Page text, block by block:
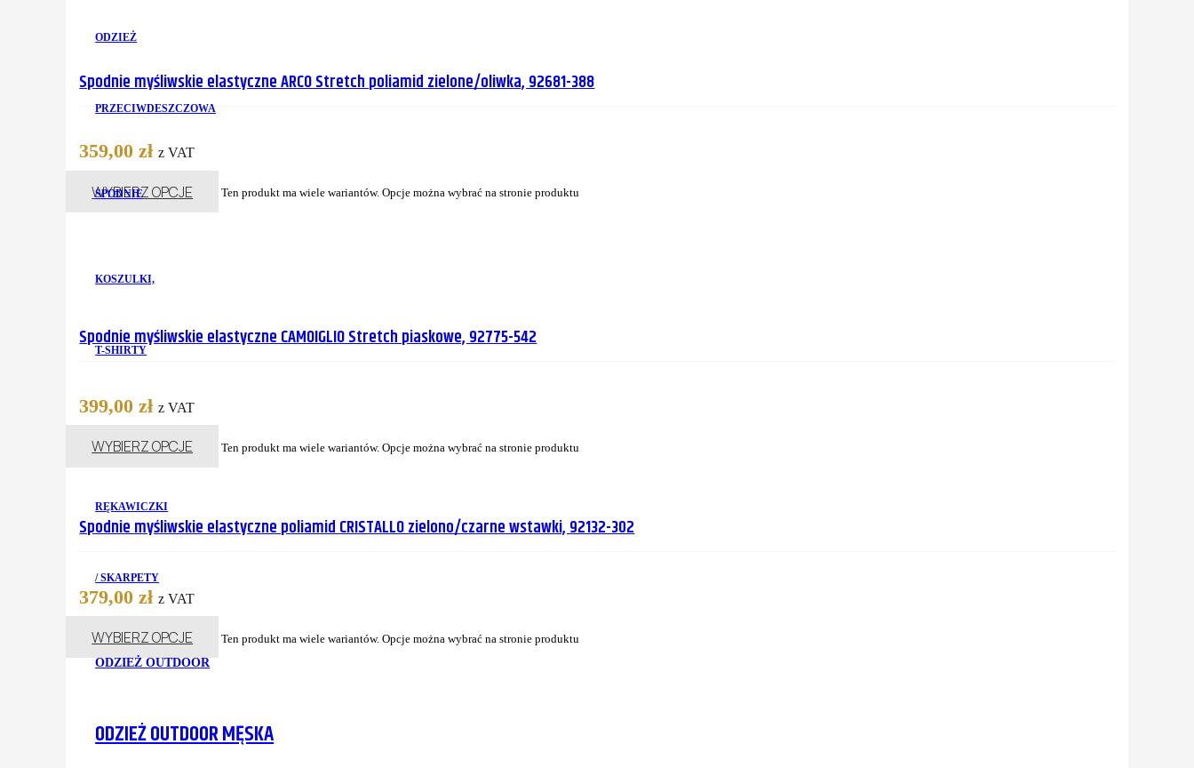
ODZIEŻ
PRZECIWDESZCZOWA
SPODNIE
KOSZULKI,
T-SHIRTY
RĘKAWICZKI
/ SKARPETY
ODZIEŻ OUTDOOR
ODZIEŻ OUTDOOR MĘSKA
Spodnie myśliwskie elastyczne ARCO Stretch poliamid zielone/oliwka, 92681-388
359,00zł z VAT
WYBIERZ OPCJE Ten produkt ma wiele wariantów. Opcje można wybrać na stronie produktu
Spodnie myśliwskie elastyczne CAMOIGLIO Stretch piaskowe, 92775-542
399,00zł z VAT
WYBIERZ OPCJE Ten produkt ma wiele wariantów. Opcje można wybrać na stronie produktu
Spodnie myśliwskie elastyczne poliamid CRISTALLO zielono/czarne wstawki, 92132-302
379,00zł z VAT
WYBIERZ OPCJE Ten produkt ma wiele wariantów. Opcje można wybrać na stronie produktu